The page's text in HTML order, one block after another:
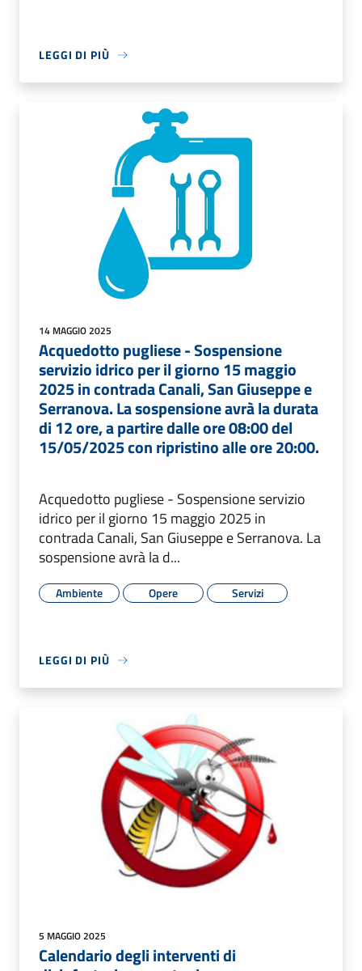
LEGGI DI PIÙ
14 MAGGIO 2025
Acquedotto pugliese - Sospensione
servizio idrico per il giorno 15 maggio
2025 in contrada Canali, San Giuseppe e
Serranova. La sospensione avrà la durata
di 12 ore, a partire dalle ore 08:00 del
15/05/2025 con ripristino alle ore 20:00.
Acquedotto pugliese - Sospensione servizio
idrico per il giorno 15 maggio 2025 in
contrada Canali, San Giuseppe e Serranova. La
sospensione avrà la d...
Ambiente Opere Servizi
LEGGI DI PIÙ
5 MAGGIO 2025
Calendario degli interventi di